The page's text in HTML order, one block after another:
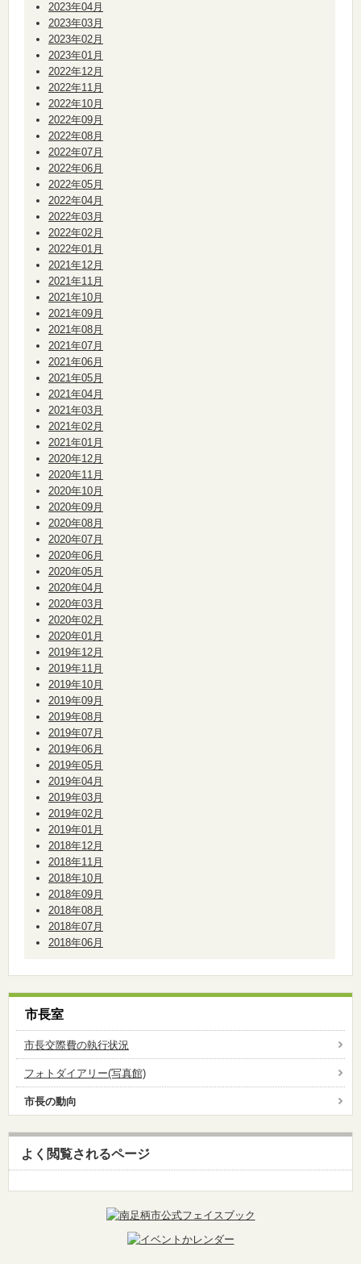
2023年04月
2023年03月
2023年02月
2023年01月
2022年12月
2022年11月
2022年10月
2022年09月
2022年08月
2022年07月
2022年06月
2022年05月
2022年04月
2022年03月
2022年02月
2022年01月
2021年12月
2021年11月
2021年10月
2021年09月
2021年08月
2021年07月
2021年06月
2021年05月
2021年04月
2021年03月
2021年02月
2021年01月
2020年12月
2020年11月
2020年10月
2020年09月
2020年08月
2020年07月
2020年06月
2020年05月
2020年04月
2020年03月
2020年02月
2020年01月
2019年12月
2019年11月
2019年10月
2019年09月
2019年08月
2019年07月
2019年06月
2019年05月
2019年04月
2019年03月
2019年02月
2019年01月
2018年12月
2018年11月
2018年10月
2018年09月
2018年08月
2018年07月
2018年06月
市長室
市長交際費の執行状況
フォトダイアリー(写真館)
市長の動向
よく閲覧されるページ